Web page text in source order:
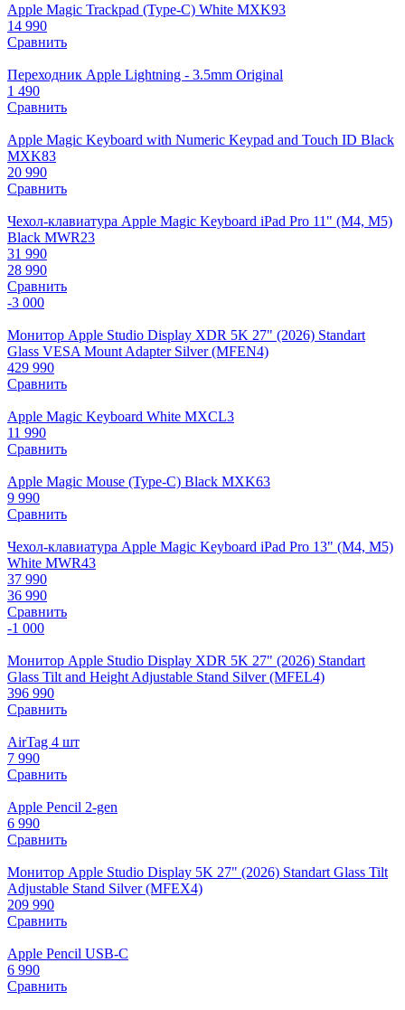
Apple Magic Trackpad (Type-C) White MXK93
14 990
Сравнить
Переходник Apple Lightning - 3.5mm Original
1 490
Сравнить
Apple Magic Keyboard with Numeric Keypad and Touch ID Black
MXK83
20 990
Сравнить
Чехол-клавиатура Apple Magic Keyboard iPad Pro 11" (M4, M5)
Black MWR23
31 990
28 990
Сравнить
-3 000
Монитор Apple Studio Display XDR 5K 27" (2026) Standart
Glass VESA Mount Adapter Silver (MFEN4)
429 990
Сравнить
Apple Magic Keyboard White MXCL3
11 990
Сравнить
Apple Magic Mouse (Type-C) Black MXK63
9 990
Сравнить
Чехол-клавиатура Apple Magic Keyboard iPad Pro 13" (M4, M5)
White MWR43
37 990
36 990
Сравнить
-1 000
Монитор Apple Studio Display XDR 5K 27" (2026) Standart
Glass Tilt and Height Adjustable Stand Silver (MFEL4)
396 990
Сравнить
AirTag 4 шт
7 990
Сравнить
Apple Pencil 2-gen
6 990
Сравнить
Монитор Apple Studio Display 5K 27" (2026) Standart Glass Tilt
Adjustable Stand Silver (MFEX4)
209 990
Сравнить
Apple Pencil USB-C
6 990
Сравнить